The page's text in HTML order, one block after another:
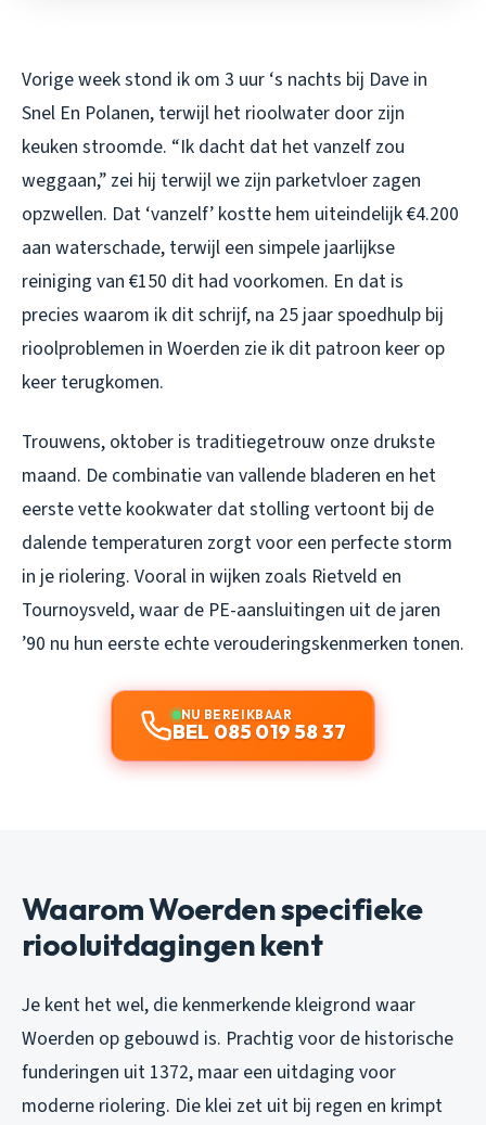
Vorige week stond ik om 3 uur ‘s nachts bij Dave in
Snel En Polanen, terwijl het rioolwater door zijn
keuken stroomde. “Ik dacht dat het vanzelf zou
weggaan,” zei hij terwijl we zijn parketvloer zagen
opzwellen. Dat ‘vanzelf’ kostte hem uiteindelijk €4.200
aan waterschade, terwijl een simpele jaarlijkse
reiniging van €150 dit had voorkomen. En dat is
precies waarom ik dit schrijf, na 25 jaar spoedhulp bij
rioolproblemen in Woerden zie ik dit patroon keer op
keer terugkomen.
Trouwens, oktober is traditiegetrouw onze drukste
maand. De combinatie van vallende bladeren en het
eerste vette kookwater dat stolling vertoont bij de
dalende temperaturen zorgt voor een perfecte storm
in je riolering. Vooral in wijken zoals Rietveld en
Tournoysveld, waar de PE-aansluitingen uit de jaren
’90 nu hun eerste echte verouderingskenmerken tonen.
NU BEREIKBAAR
BEL 085 019 58 37
Waarom Woerden specifieke
riooluitdagingen kent
Je kent het wel, die kenmerkende kleigrond waar
Woerden op gebouwd is. Prachtig voor de historische
funderingen uit 1372, maar een uitdaging voor
moderne riolering. Die klei zet uit bij regen en krimpt